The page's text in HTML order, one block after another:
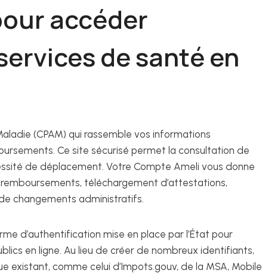
accéder
de santé en
(CPAM) qui rassemble vos informations
Ce site sécurisé permet la consultation de
de déplacement. Votre Compte Ameli vous donne
téléchargement d’attestations,
changements administratifs.
d’authentification mise en place par l’État pour
en ligne. Au lieu de créer de nombreux identifiants,
existant, comme celui d’Impots.gouv, de la MSA, Mobile